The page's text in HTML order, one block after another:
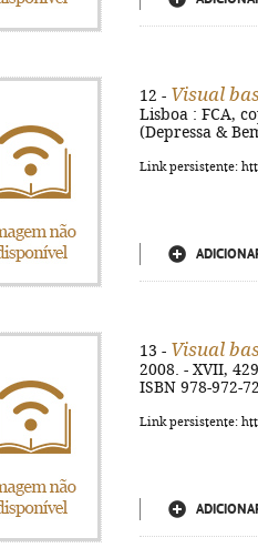
12 - Visual
Lisboa : FCA,
(Depressa &
Link persistente:
13 - Visual
2008. - XVII,
ISBN 978-972-
Link persistente: